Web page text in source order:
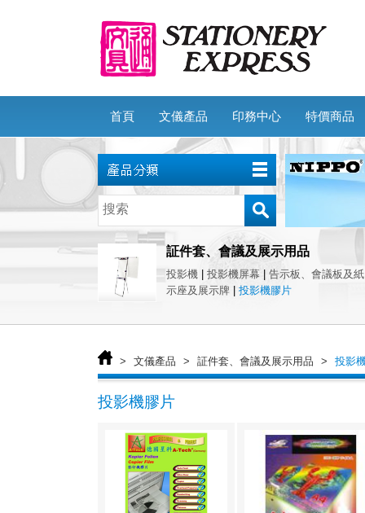
首頁 文儀產品 印務中心 特價商品
証件套、會議及展示用品
投影機 投影機屏幕 告示板、會議板及紙
示座及展示牌
投影機膠片
> 文儀產品 > 証件套、會議及展示用品 > 投影
投影機膠片